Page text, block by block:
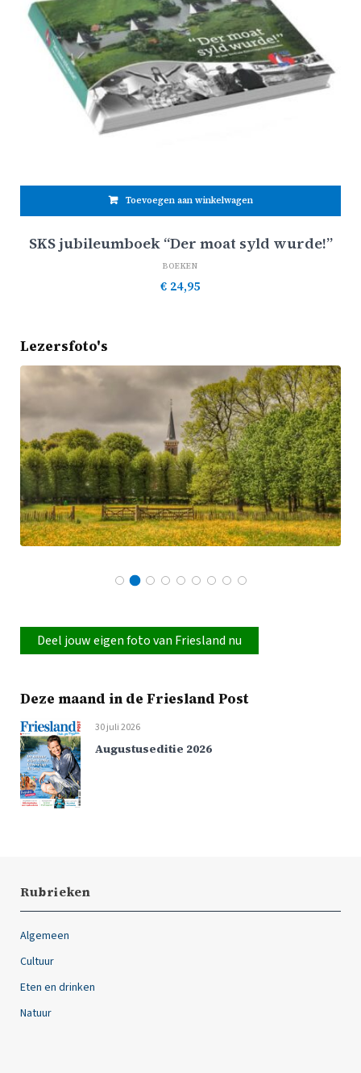
Toevoegen aan winkelwagen
SKS jubileumboek “Der moat syld wurde!”
BOEKEN
€ 24,95
Lezersfoto's
Deel jouw eigen foto van Friesland nu
Deze maand in de Friesland Post
30 juli 2026
Augustuseditie 2026
Rubrieken
Algemeen
Cultuur
Eten en drinken
Natuur